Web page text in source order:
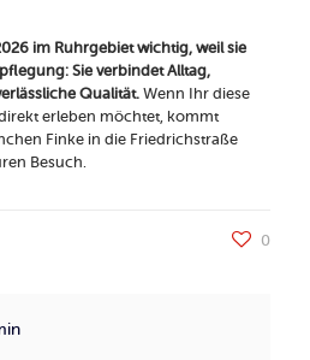
im Ruhrgebiet wichtig, weil sie
Sie verbindet Alltag,
Qualität.Wenn Ihr diese
erleben möchtet, kommt
Finke in die Friedrichstraße
Besuch.
0